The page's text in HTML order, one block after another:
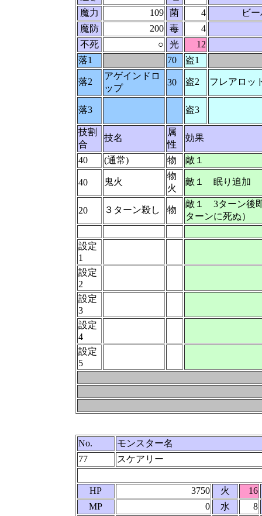
魔力
109 菌 4
ビ
魔防
200 毒
4
不死
○ 光
12
落1
70 盗1
落2
アゲインドロ
ップ
30 盗2 フレアロッ
落3 盗3
技割
合
技名
属
性
効果
40 (通常) 物 敵１
40 鬼火
物
火
敵１ 眠り追加
20 ３ターン殺し 物
敵１ 3ターン後
ターンに死ぬ）
設定
1
設定
2
設定
3
設定
4
設定
5
No.
モンスター名
77
スケアリー
HP 3750 火
16
MP
0 水
8